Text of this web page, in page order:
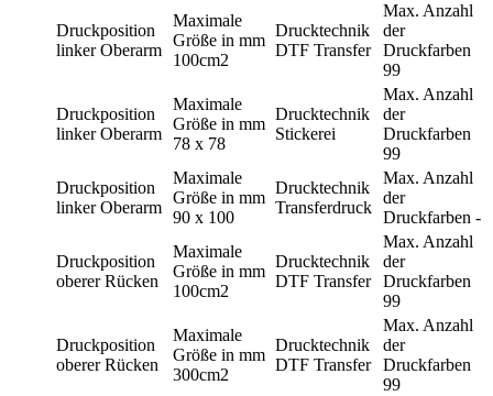
Druckposition
linker Oberarm
Maximale
Größe in mm
100cm2
Drucktechnik
DTF Transfer
Max. Anzahl
der
Druckfarben
99
Druckposition
linker Oberarm
Maximale
Größe in mm
78 x 78
Drucktechnik
Stickerei
Max. Anzahl
der
Druckfarben
99
Druckposition
linker Oberarm
Maximale
Größe in mm
90 x 100
Drucktechnik
Transferdruck
Max. Anzahl
der
Druckfarben -
Druckposition
oberer Rücken
Maximale
Größe in mm
100cm2
Drucktechnik
DTF Transfer
Max. Anzahl
der
Druckfarben
99
Druckposition
oberer Rücken
Maximale
Größe in mm
300cm2
Drucktechnik
DTF Transfer
Max. Anzahl
der
Druckfarben
99